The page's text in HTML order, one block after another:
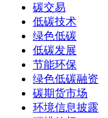
碳交易
低碳技术
绿色低碳
低碳发展
节能环保
绿色低碳融资
碳期货市场
环境信息披露